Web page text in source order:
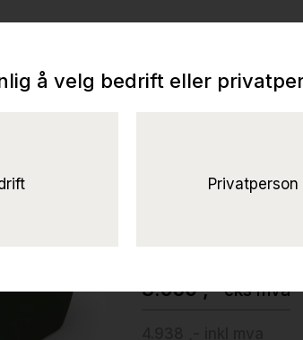
Palo block
(Pine), Pent brukt
3.950 ,-eks mva
å velg bedrift eller
Privatperson